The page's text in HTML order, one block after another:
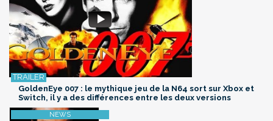
GoldenEye 007 : le mythique jeu de la N64 sort sur Xbox et
Switch, il y a des différences entre les deux versions